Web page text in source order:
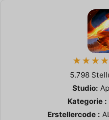
5.798
Studio:
Kategorie :
Erstellercode :